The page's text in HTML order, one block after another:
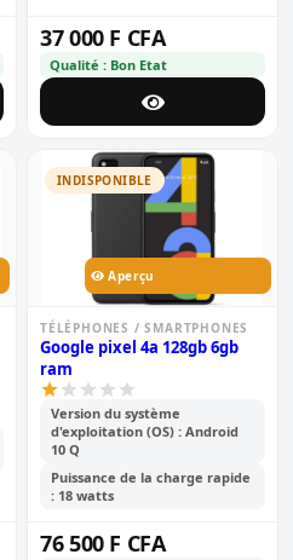
37 000 F CFA
Qualité : Bon Etat
INDISPONIBLE
Aperçu
TÉLÉPHONES / SMARTPHONES
Google pixel 4a 128gb 6gb
ram
Version du système
d'exploitation (OS) : Android
10 Q
Puissance de la charge rapide
: 18 watts
76 500 F CFA